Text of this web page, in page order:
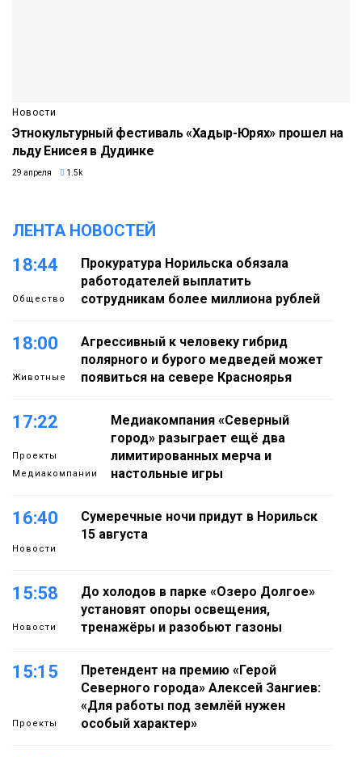
Новости
Этнокультурный фестиваль «Хадыр-Юрях» прошел на
льду Енисея в Дудинке
29 апреля 1.5k
ЛЕНТА НОВОСТЕЙ
18:44
Общество
Прокуратура Норильска обязала
работодателей выплатить
сотрудникам более миллиона рублей
18:00
Животные
Агрессивный к человеку гибрид
полярного и бурого медведей может
появиться на севере Красноярья
17:22
Проекты
Медиакомпании
Медиакомпания «Северный
город» разыграет ещё два
лимитированных мерча и
настольные игры
16:40
Новости
Сумеречные ночи придут в Норильск
15 августа
15:58
Новости
До холодов в парке «Озеро Долгое»
установят опоры освещения,
тренажёры и разобьют газоны
15:15
Проекты
Претендент на премию «Герой
Северного города» Алексей Зангиев:
«Для работы под землёй нужен
особый характер»